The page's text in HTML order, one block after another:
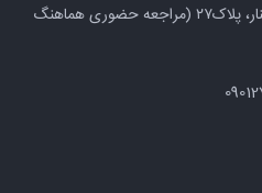
تهران، خ 15 خرداد، خ پامنار، پلاک۲۷ (مراجعه حضوری هماهنگ